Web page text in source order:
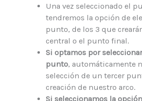
Una vez seleccionado el
tendremos la opción de
punto, de los 3 que
central o el punto final.
Si optamos por
punto, automáticamente
selección de un tercer
creación de nuestro arco.
Si seleccionamos la